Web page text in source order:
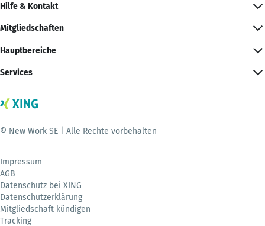
Hilfe & Kontakt
Mitgliedschaften
Hauptbereiche
Services
© New Work SE | Alle Rechte vorbehalten
Impressum
AGB
Datenschutz bei XING
Datenschutzerklärung
Mitgliedschaft kündigen
Tracking